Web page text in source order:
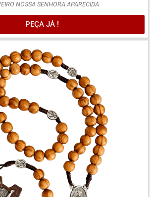
NOSSA SENHORA APARECIDA
PEÇA JÁ !